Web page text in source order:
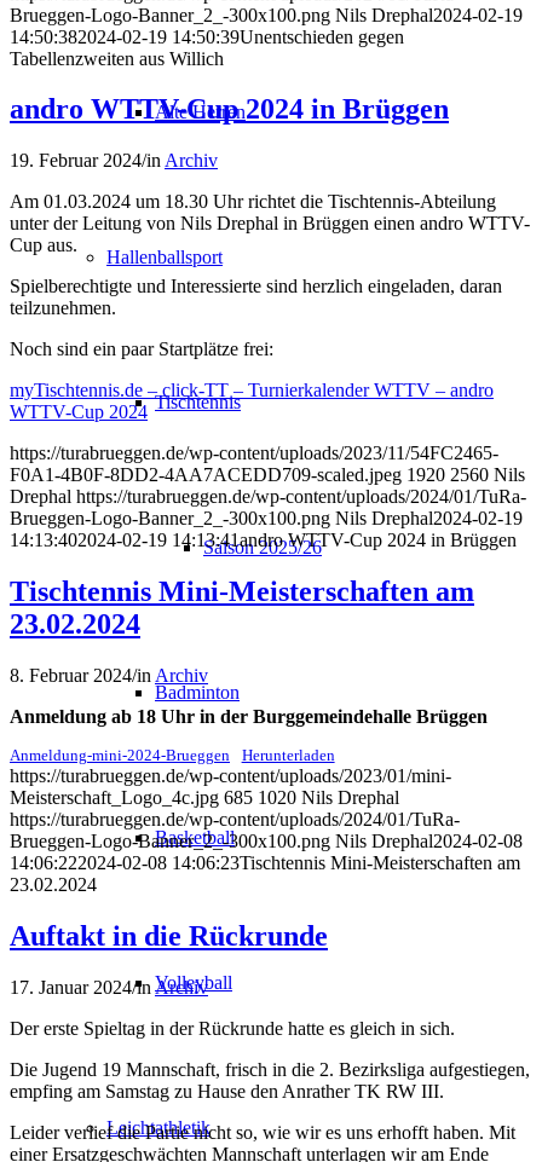
Alte Herren
Hallenballsport
Tischtennis
Saison 2025/26
Badminton
Basketball
Volleyball
Leichtathletik
Brueggen-Logo-Banner_2_-300x100.png Nils Drephal2024-02-19
14:50:382024-02-19 14:50:39Unentschieden gegen
Tabellenzweiten aus Willich
andro WTTV-Cup 2024 in Brüggen
19. Februar 2024/in Archiv
Am 01.03.2024 um 18.30 Uhr richtet die Tischtennis-Abteilung
unter der Leitung von Nils Drephal in Brüggen einen andro WTTV-
Cup aus.
Spielberechtigte und Interessierte sind herzlich eingeladen, daran
teilzunehmen.
Noch sind ein paar Startplätze frei:
myTischtennis.de – click-TT – Turnierkalender WTTV – andro
WTTV-Cup 2024
https://turabrueggen.de/wp-content/uploads/2023/11/54FC2465-
F0A1-4B0F-8DD2-4AA7ACEDD709-scaled.jpeg 1920 2560 Nils
Drephal https://turabrueggen.de/wp-content/uploads/2024/01/TuRa-
Brueggen-Logo-Banner_2_-300x100.png Nils Drephal2024-02-19
14:13:402024-02-19 14:13:41andro WTTV-Cup 2024 in Brüggen
Tischtennis Mini-Meisterschaften am
23.02.2024
8. Februar 2024/in Archiv
Anmeldung ab 18 Uhr in der Burggemeindehalle Brüggen
Anmeldung-mini-2024-Brueggen Herunterladen
https://turabrueggen.de/wp-content/uploads/2023/01/mini-
Meisterschaft_Logo_4c.jpg 685 1020 Nils Drephal
https://turabrueggen.de/wp-content/uploads/2024/01/TuRa-
Brueggen-Logo-Banner_2_-300x100.png Nils Drephal2024-02-08
14:06:222024-02-08 14:06:23Tischtennis Mini-Meisterschaften am
23.02.2024
Auftakt in die Rückrunde
17. Januar 2024/in Archiv
Der erste Spieltag in der Rückrunde hatte es gleich in sich.
Die Jugend 19 Mannschaft, frisch in die 2. Bezirksliga aufgestiegen,
empfing am Samstag zu Hause den Anrather TK RW III.
Leider verlief die Partie nicht so, wie wir es uns erhofft haben. Mit
einer Ersatzgeschwächten Mannschaft unterlagen wir am Ende